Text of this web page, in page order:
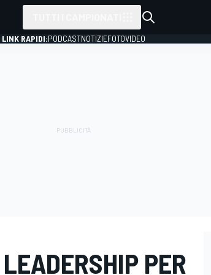
LINK RAPIDI:PODCASTNOTIZIEFOTOVIDEO
PER